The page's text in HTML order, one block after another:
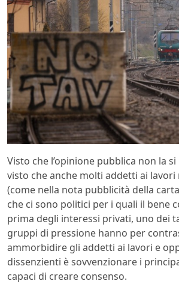
Visto che l’opinione pubblica non la
visto che anche molti addetti ai
(come nella nota pubblicità della
che ci sono politici per i quali il bene
prima degli interessi privati, uno dei
gruppi di pressione hanno per
ammorbidire gli addetti ai lavori e
dissenzienti è sovvenzionare i
capaci di creare consenso.